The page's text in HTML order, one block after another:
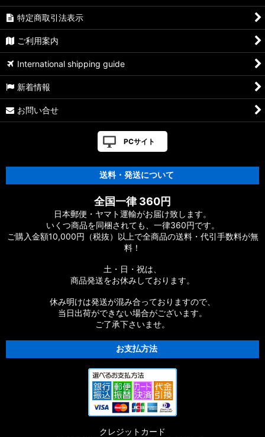
特定商取引法表示
ご利用案内
International shipping guide
新着情報
お問い合せ
PCサイト
送料・発送について
全国一律 360円
日本郵便・ヤマト運輸がお届け致します。
いくつ商品を同梱されても、一律360円です。
ご購入金額10,000円（税抜）以上で全商品の送料・代引手数料が無
料！
土・日・祝は、
商品発送をお休みしております。
休み明けは発送が混み合っておりますので、
当日出荷ができない場合がございます。
ご了承下さいませ。
お支払方法
クレジットカード